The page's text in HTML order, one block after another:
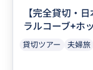
【完全貸切・
ラルコーブ+ホ
貸切ツアー 夫婦旅